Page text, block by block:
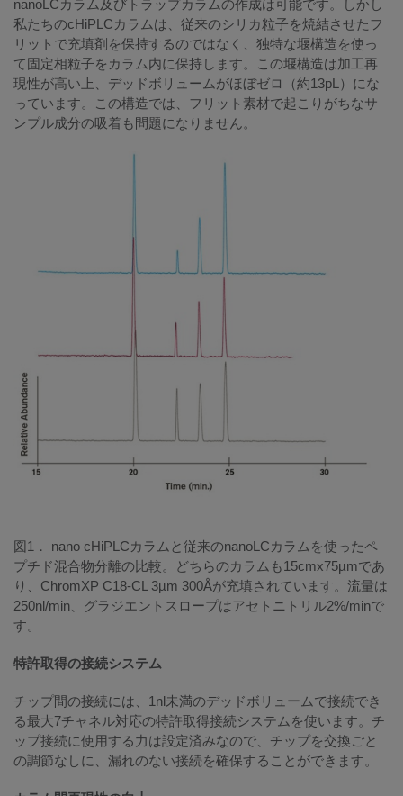
nanoLCカラム及びトラップカラムの作成は可能です。しかし
私たちのcHiPLCカラムは、従来のシリカ粒子を焼結させたフ
リットで充填剤を保持するのではなく、独特な堰構造を使っ
て固定相粒子をカラム内に保持します。この堰構造は加工再
現性が高い上、デッドボリュームがほぼゼロ（約13pL）にな
っています。この構造では、フリット素材で起こりがちなサ
ンプル成分の吸着も問題になりません。
図1． nano cHiPLCカラムと従来のnanoLCカラムを使ったペ
プチド混合物分離の比較。どちらのカラムも15cmx75µmであ
り、ChromXP C18-CL 3µm 300Åが充填されています。流量は
250nl/min、グラジエントスロープはアセトニトリル2%/minで
す。
特許取得の接続システム
チップ間の接続には、1nl未満のデッドボリュームで接続でき
る最大7チャネル対応の特許取得接続システムを使います。チ
ップ接続に使用する力は設定済みなので、チップを交換ごと
の調節なしに、漏れのない接続を確保することができます。